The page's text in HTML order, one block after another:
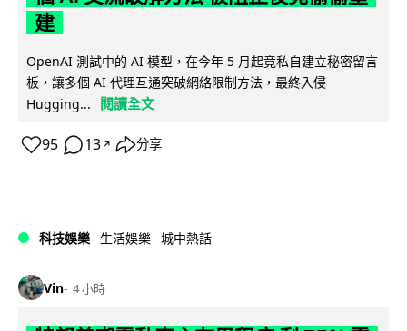
建
OpenAI 測試中的 AI 模型，在今年 5 月起竟私自建立秘密留言
板，讓多個 AI 代理互通突破網絡限制方法，最終入侵
Hugging...
閱讀全文
95 13 ↗ 分享
科技娛樂 生活娛樂 城中熱話
Vin 4 小時